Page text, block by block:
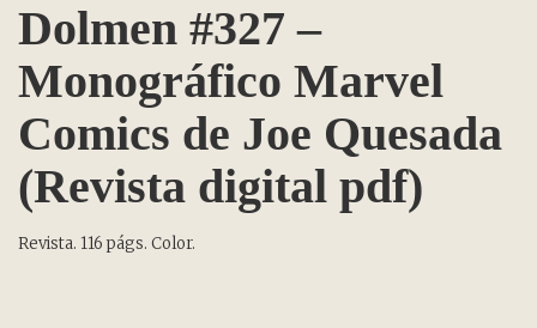
Dolmen #327 –
Monográfico Marvel
Comics de Joe Quesada
(Revista digital pdf)
Revista. 116 págs. Color.